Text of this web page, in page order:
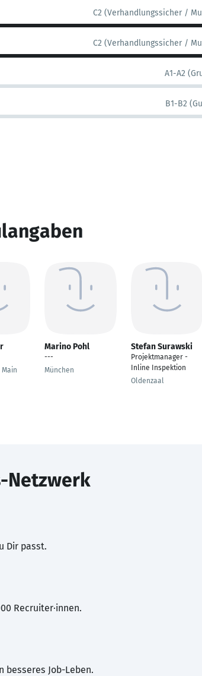
C2 (Verhandlungssicher /
C2 (Verhandlungssicher /
A1-A2
B1-B2
Marino Pohl
---
München
Stefan Surawski
Projektmanager -
Inline Inspektion
Oldenzaal
Netzwerk
Dir passt.
Recruiter·innen.
besseres Job-Leben.